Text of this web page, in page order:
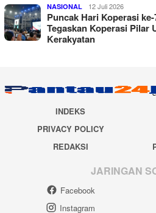
NASIONAL 12 Juli 2026
Puncak Hari Koperasi
Tegaskan Koperasi Pilar
Kerakyatan
INDEKS
PRIVACY POLICY
REDAKSI
JARINGAN
Facebook
Instagram